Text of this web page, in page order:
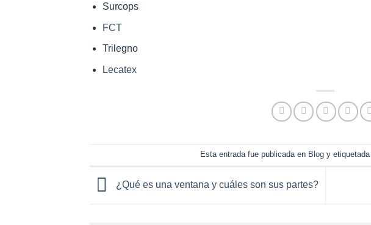
Surcops
FCT
Trilegno
Lecatex
Esta entrada fue publicada en Blogy etiquetada
¿Qué es una ventana y cuáles son sus partes?